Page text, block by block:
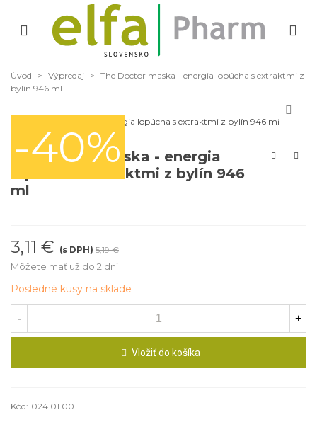
Úvod > Výpredaj > The Doctor maska - energia lopúcha s extraktmi z
bylín 946 ml
-40%
The Doctor maska - energia
lopúcha s extraktmi z bylín 946
ml
3,11 € (s DPH) 5,19 €
Môžete mať už do 2 dní
Posledné kusy na sklade
- +
Vložiť do košíka
Kód: 024.01.0011